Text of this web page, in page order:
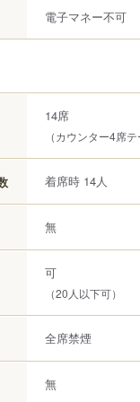
電子マネー不可
14席
（カウンター4席
着席時 14人
無
可
（20人以下可）
全席禁煙
無